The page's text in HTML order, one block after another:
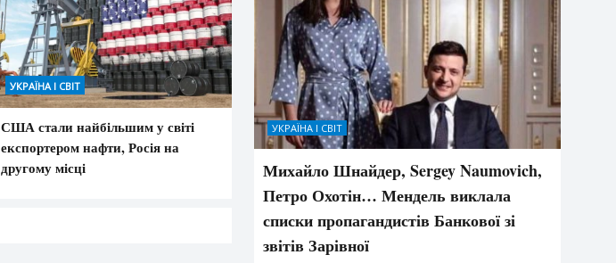
УКРАЇНА І СВІТ
США стали найбільшим у світі
експортером нафти, Росія на
другому місці
УКРАЇНА І СВІТ
Михайло Шнайдер, Sergey Naumovich,
Петро Охотін… Мендель виклала
списки пропагандистів Банкової зі
звітів Зарівної